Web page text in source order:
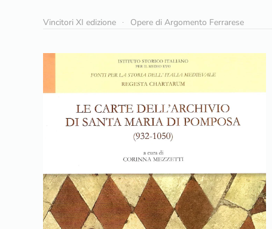
Vincitori XI edizione Opere di Argomento Ferrarese